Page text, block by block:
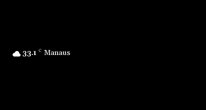
33.1 C Manaus